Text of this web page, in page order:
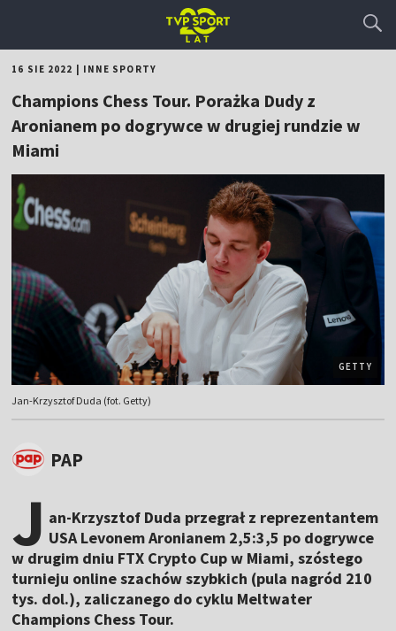
16 SIE 2022 INNE SPORTY
Champions Chess Tour. Porażka Dudy z
Aronianem po dogrywce w drugiej rundzie w
Miami
GETTY
Jan-Krzysztof Duda (fot. Getty)
PAP
J an-Krzysztof Duda przegrał z reprezentantem
USA Levonem Aronianem 2,5:3,5 po dogrywce
w drugim dniu FTX Crypto Cup w Miami, szóstego
turnieju online szachów szybkich (pula nagród 210
tys. dol.), zaliczanego do cyklu Meltwater
Champions Chess Tour.